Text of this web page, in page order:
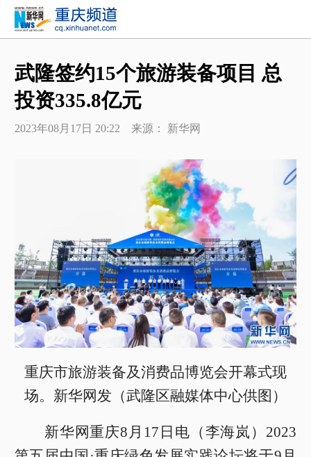
武隆签约15个旅游装备项目 总
投资335.8亿元
2023年08月17日 20:22 来源： 新华网
重庆市旅游装备及消费品博览会开幕式现
场。新华网发（武隆区融媒体中心供图）
新华网重庆8月17日电（李海岚）2023